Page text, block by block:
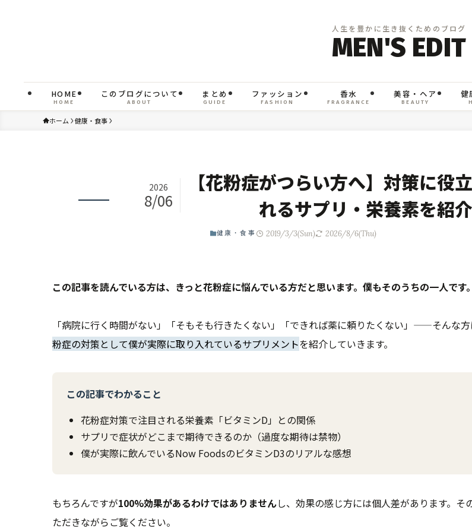
HOME
HOME
このブログについて
ABOUT
まとめ
GUIDE
ファッション
FASHION
香水
FRAGRANCE
美容・ヘア
BEAUTY
健
ホーム 健康・食事
【花粉症がつらい方へ】対策に役
れるサプリ・栄養素を紹介
2026
8/06
健康・食事 2019/3/3(Sun) 2026/8/6(Thu)
この記事を読んでいる方は、きっと花粉症に悩んでいる方だと思います。僕もそのうちの一人です。
「病院に行く時間がない」「そもそも行きたくない」「できれば薬に頼りたくない」——そんな方
粉症の対策として僕が実際に取り入れているサプリメントを紹介していきます。
この記事でわかること
花粉症対策で注目される栄養素「ビタミンD」との関係
サプリで症状がどこまで期待できるのか（過度な期待は禁物）
僕が実際に飲んでいるNow FoodsのビタミンD3のリアルな感想
もちろんですが100%効果があるわけではありませんし、効果の感じ方には個人差があります。そ
ただきながらご覧ください。